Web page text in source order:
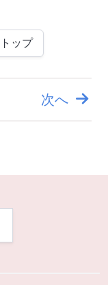
トップ
次へ